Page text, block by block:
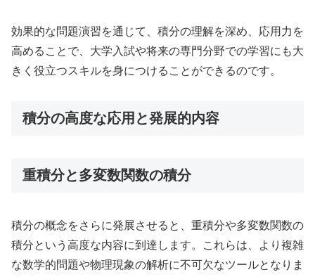
効果的な問題演習を通じて、積分の理解を深め、応用力を
高めることで、大学入試や将来の専門分野での学習にも大
きく役立つスキルを身につけることができるのです。
積分の高度な応用と発展的内容
重積分と多変数関数の積分
積分の概念をさらに発展させると、重積分や多変数関数の
積分という高度な内容に到達します。これらは、より複雑
な数学的問題や物理現象の解析に不可欠なツールとなりま